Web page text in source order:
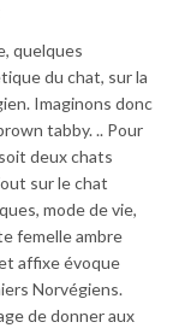
quelques
du chat, sur la
Imaginons donc
tabby. .. Pour
deux chats
sur le chat
mode de vie,
femelle ambre
affixe évoque
Norvégiens.
de donner aux